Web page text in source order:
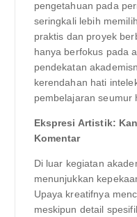
pengetahuan pada
seringkali lebih
praktis dan proyek
hanya berfokus pada
pendekatan
kerendahan hati
pembelajaran seumur
Ekspresi Artistik:
Komentar
Di luar kegiatan
menunjukkan
Upaya kreatifnya
meskipun detail